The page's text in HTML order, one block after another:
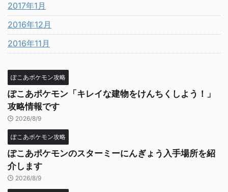
2017年1月
2016年12月
2016年11月
ぽこあポケモン攻略
ぽこあポケモン「キレイな建物をけんちくしよう！」
攻略情報です
2026/8/9
ぽこあポケモン攻略
ぽこあポケモンのスターミーにんぎょう入手場所を紹
介します
2026/8/9